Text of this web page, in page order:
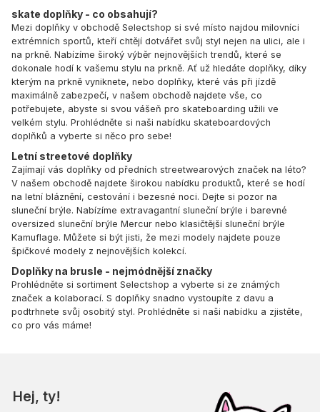
skate doplňky - co obsahují?
Mezi doplňky v obchodě Selectshop si své místo najdou milovníci
extrémních sportů, kteří chtějí dotvářet svůj styl nejen na ulici, ale i
na prkně. Nabízíme široký výběr nejnovějších trendů, které se
dokonale hodí k vašemu stylu na prkně. Ať už hledáte doplňky, díky
kterým na prkně vyniknete, nebo doplňky, které vás při jízdě
maximálně zabezpečí, v našem obchodě najdete vše, co
potřebujete, abyste si svou vášeň pro skateboarding užili ve
velkém stylu. Prohlédněte si naši nabídku skateboardových
doplňků a vyberte si něco pro sebe!
Letní streetové doplňky
Zajímají vás doplňky od předních streetwearových značek na léto?
V našem obchodě najdete širokou nabídku produktů, které se hodí
na letní bláznění, cestování i bezesné noci. Dejte si pozor na
sluneční brýle. Nabízíme extravagantní sluneční brýle i barevné
oversized sluneční brýle Mercur nebo klasičtější sluneční brýle
Kamuflage. Můžete si být jisti, že mezi modely najdete pouze
špičkové modely z nejnovějších kolekcí.
Doplňky na brusle - nejmódnější značky
Prohlédněte si sortiment Selectshop a vyberte si ze známých
značek a kolaborací. S doplňky snadno vystoupíte z davu a
podtrhnete svůj osobitý styl. Prohlédněte si naši nabídku a zjistěte,
co pro vás máme!
Hej, ty!